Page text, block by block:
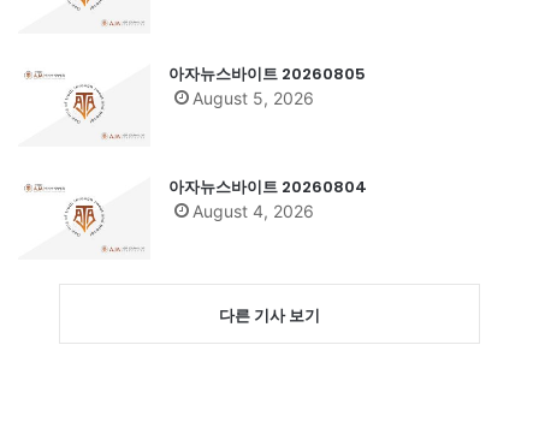
아자뉴스바이트 20260805
August 5, 2026
아자뉴스바이트 20260804
August 4, 2026
다른 기사 보기